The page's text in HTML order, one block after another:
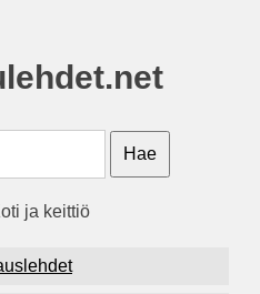
ja keittiö